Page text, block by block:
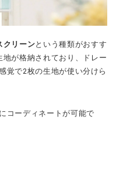
クリーンという種類がおすす
が格納されており、ドレー
覚で2枚の生地が使い分けら
コーディネートが可能で